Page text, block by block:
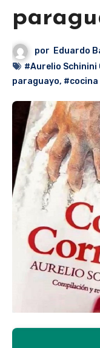
por Eduardo
#Aurelio Schinini
paraguayo,